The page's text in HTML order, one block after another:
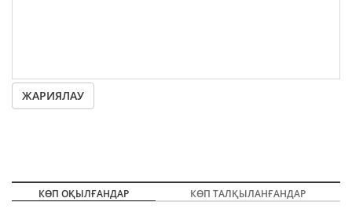
ЖАРИЯЛАУ
КӨП ОҚЫЛҒАНДАР КӨП ТАЛҚЫЛАНҒАНДАР